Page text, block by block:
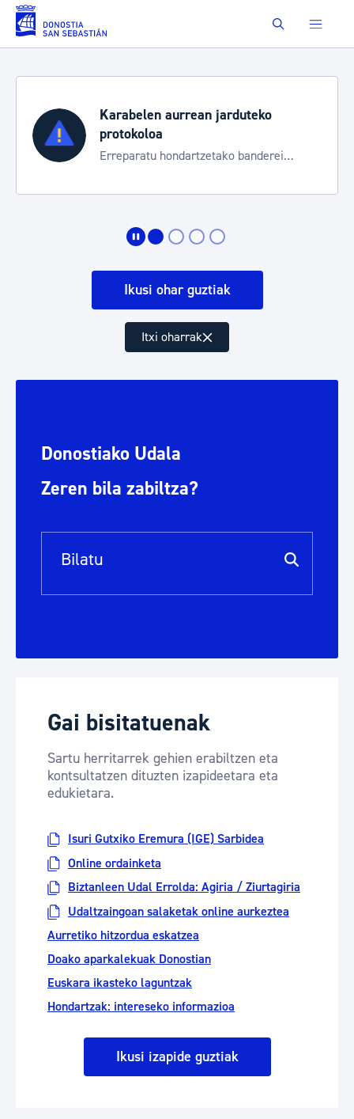
Eduki nagusira joan Buscar
Aste Nagusia 2026
Trafiko mozketak eta
bereziak
Ikusi ohar guztiak
Itxi oharrak
Donostiako Udala
Zeren bila zabiltza?
Bilaketa barra
Gai bisitatuenak
Sartu herritarrek gehien erabiltzen eta
kontsultatzen dituzten izapideetara eta
edukietara.
Isuri Gutxiko Eremura (IGE) Sarbidea
Online ordainketa
Biztanleen Udal Errolda: Agiria / Ziurtagiria
Udaltzaingoan salaketak online aurkeztea
Aurretiko hitzordua eskatzea
Doako aparkalekuak Donostian
Euskara ikasteko laguntzak
Hondartzak: intereseko informazioa
Ikusi izapide guztiak